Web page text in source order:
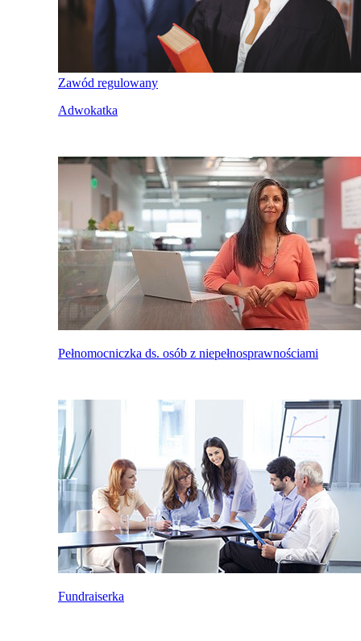
Zawód regulowany
Adwokatka
Pełnomocniczka ds. osób z niepełnosprawnościami
Fundraiserka